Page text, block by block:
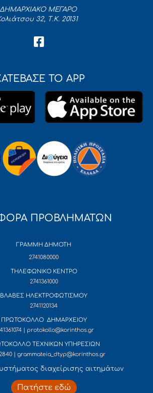
ΔΗΜΑΡΧΙΑΚΟ ΜΕΓΑΡΟ
32, Τ.Κ. 20131
ΤΟ APP
ΠΡΟΒΛΗΜΑΤΩΝ
ΓΡΑΜΜΗ ΔΗΜΟΤΗ
2741080000
ΤΗΛΕΦΩΝΙΚΟ ΚΕΝΤΡΟ
2741361000
ΒΛΑΒΕΣ ΗΛΕΚΤΡΟΦΩΤΙΣΜΟΥ
2741120134
ΠΡΩΤΟΚΟΛΛΟ ΔΗΜΑΡΧΕΙΟΥ
| protokollo@korinthos.gr
ΤΕΧΝΙΚΩΝ ΥΠΗΡΕΣΙΩΝ
| grammateia_dtyp@korinthos.gr
διαχείρισης αιτημάτων
Πατήστε εδώ